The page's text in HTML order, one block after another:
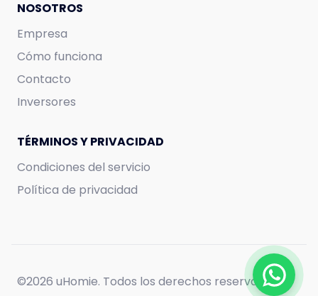
NOSOTROS
Empresa
Cómo funciona
Contacto
Inversores
TÉRMINOS Y PRIVACIDAD
Condiciones del servicio
Política de privacidad
©2026 uHomie. Todos los derechos reservados